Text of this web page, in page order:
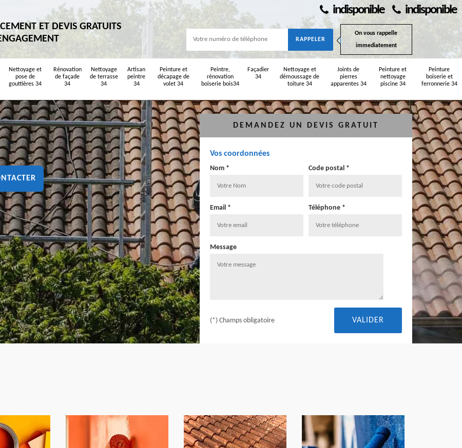
indisponible indisponible
ET DEVIS GRATUITS
On vous rappelle
immediatement
Nettoyage et
pose de
gouttières 34
Rénovation
de façade
34
Nettoyage
de terrasse
34
Artisan
peintre
34
Peinture et
décapage de
volet 34
Peintre,
rénovation
boiserie bois34
Façadier
34
Nettoyage et
démoussage de
toiture 34
Joints de
pierres
apparentes 34
Peinture et
nettoyage
piscine 34
Peinture
boiserie et
ferronnerie 34
DEMANDEZ UN DEVIS GRATUIT
Vos coordonnées
Nom * Code postal *
Email * Téléphone *
Message
(*) Champs obligatoire